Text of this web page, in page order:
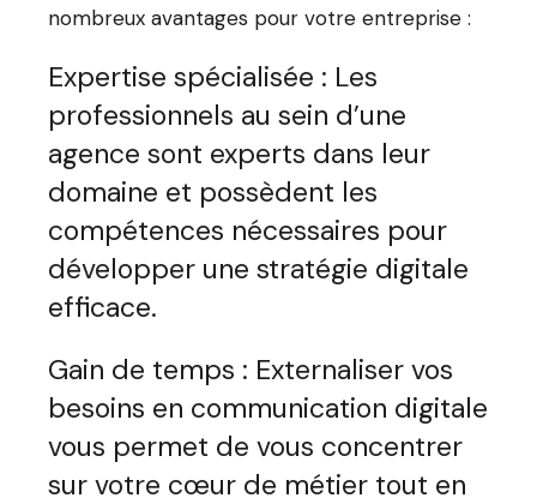
nombreux avantages pour votre entreprise :
Expertise spécialisée : Les
professionnels au sein d’une
agence sont experts dans leur
domaine et possèdent les
compétences nécessaires pour
développer une stratégie digitale
efficace.
Gain de temps : Externaliser vos
besoins en communication digitale
vous permet de vous concentrer
sur votre cœur de métier tout en